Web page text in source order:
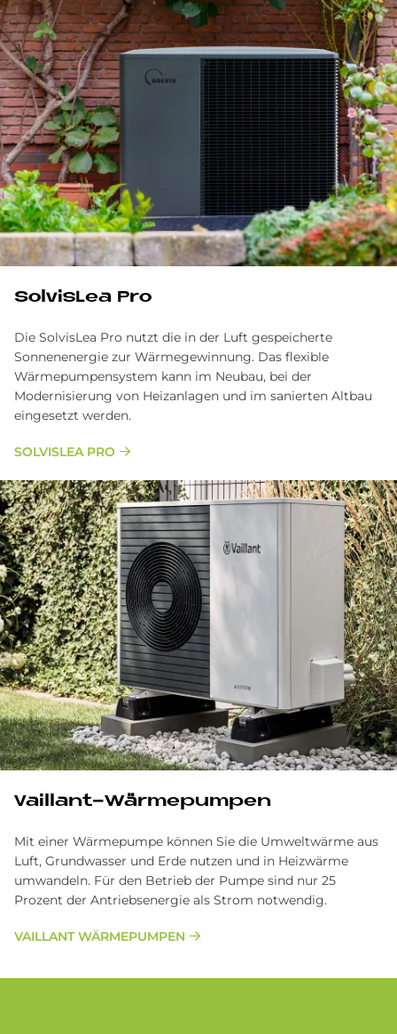
SolvisLea Pro
Die SolvisLea Pro nutzt die in der Luft gespeicherte
Sonnenenergie zur Wärmegewinnung. Das flexible
Wärmepumpensystem kann im Neubau, bei der
Modernisierung von Heizanlagen und im sanierten Altbau
eingesetzt werden.
SOLVISLEA PRO
Vaillant-Wärmepumpen
Mit einer Wärmepumpe können Sie die Umweltwärme aus
Luft, Grundwasser und Erde nutzen und in Heizwärme
umwandeln. Für den Betrieb der Pumpe sind nur 25
Prozent der Antriebsenergie als Strom notwendig.
VAILLANT WÄRMEPUMPEN